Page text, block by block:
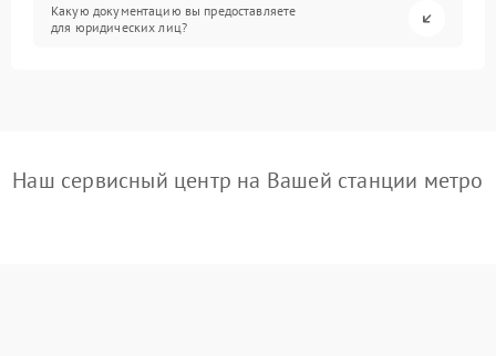
Какую документацию вы предоставляете
для юридических лиц?
Наш сервисный центр на Вашей станции метро